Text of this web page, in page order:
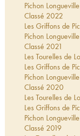
Pichon
Classé 2022
Les Griffons de
Pichon
Classé 2021
Les Tourelles de
Les Griffons de
Pichon
Classé 2020
Les Tourelles de
Les Griffons de
Pichon
Classé 2019